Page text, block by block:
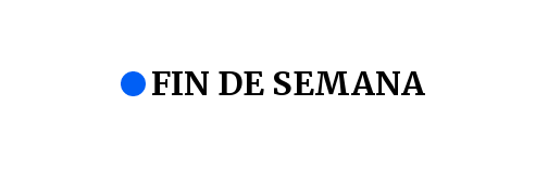
FIN DE SEMANA